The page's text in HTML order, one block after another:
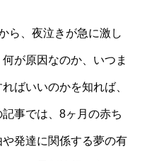
ら、夜泣きが急に激し
が原因なのか、いつま
ばいいのかを知れば、
事では、8ヶ月の赤ち
発達に関係する夢の有